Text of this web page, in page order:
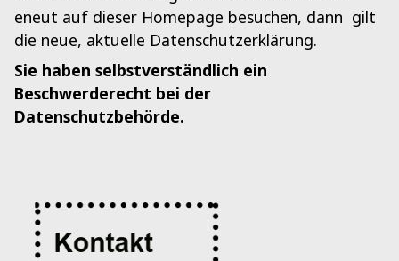
eneut auf dieser Homepage besuchen, dann gilt
die neue, aktuelle Datenschutzerklärung.
Sie haben selbstverständlich ein
Beschwerderecht bei der
Datenschutzbehörde.